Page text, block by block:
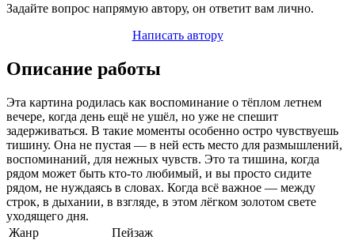
Задайте вопрос напрямую автору, он ответит вам лично.
Написать автору
Описание работы
Эта картина родилась как воспоминание о тёплом летнем
вечере, когда день ещё не ушёл, но уже не спешит
задерживаться. В такие моменты особенно остро чувствуешь
тишину. Она не пустая — в ней есть место для размышлений,
воспоминаний, для нежных чувств. Это та тишина, когда
рядом может быть кто-то любимый, и вы просто сидите
рядом, не нуждаясь в словах. Когда всё важное — между
строк, в дыхании, в взгляде, в этом лёгком золотом свете
уходящего дня.
Жанр
Пейзаж